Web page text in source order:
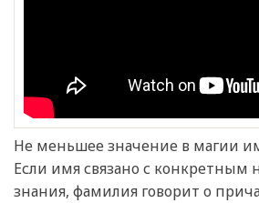
Не меньшее значение в магии
Если имя связано с конкретным
знания, фамилия говорит о